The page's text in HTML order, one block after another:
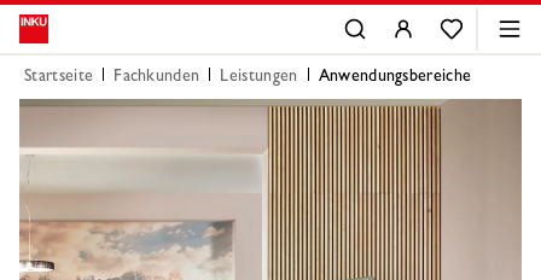
Startseite Fachkunden Leistungen Anwendungsbereiche